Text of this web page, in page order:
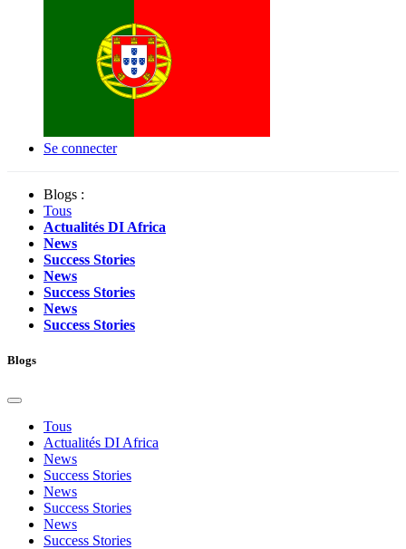
Se connecter
Blogs :
Tous
Actualités DI Africa
News
Success Stories
News
Success Stories
News
Success Stories
Blogs
Tous
Actualités DI Africa
News
Success Stories
News
Success Stories
News
Success Stories